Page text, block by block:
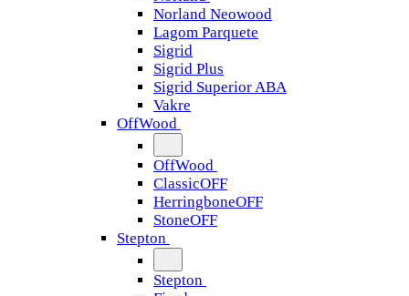
Norland Neowood
Lagom Parquete
Sigrid
Sigrid Plus
Sigrid Superior ABA
Vakre
OffWood
OffWood
ClassicOFF
HerringboneOFF
StoneOFF
Stepton
Stepton